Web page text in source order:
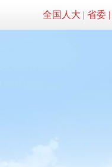
全国人大 | 省委 |